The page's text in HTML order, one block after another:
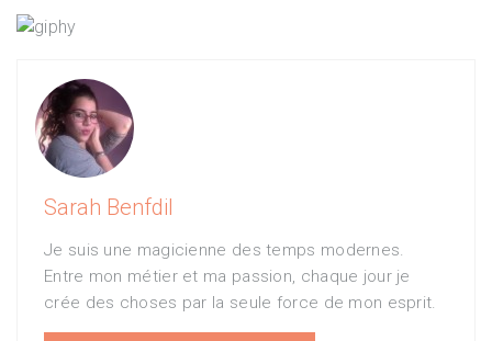
Sarah Benfdil
Je suis une magicienne des temps modernes.
Entre mon métier et ma passion, chaque jour je
crée des choses par la seule force de mon esprit.